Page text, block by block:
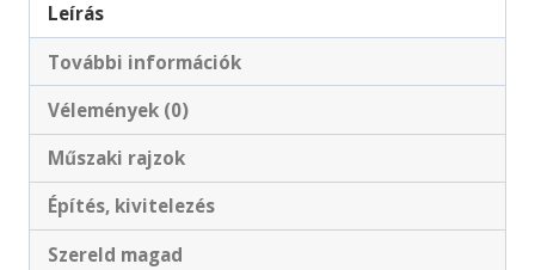
Leírás
További információk
Vélemények (0)
Műszaki rajzok
Építés, kivitelezés
Szereld magad